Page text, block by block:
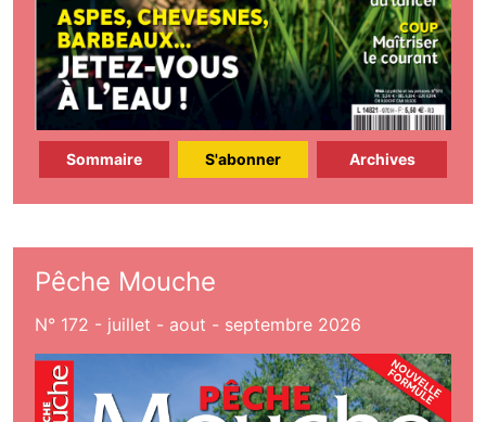
Sommaire S'abonner Archives
Pêche Mouche
N° 172 - juillet - aout - septembre 2026